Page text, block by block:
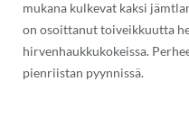
mukana kulkevat kaksi
on osoittanut toiveikkuutta
hirvenhaukkukokeissa.
pienriistan pyynnissä.